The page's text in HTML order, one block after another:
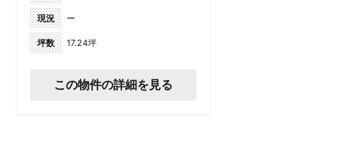
現況 ー
坪数 17.24坪
この物件の詳細を見る